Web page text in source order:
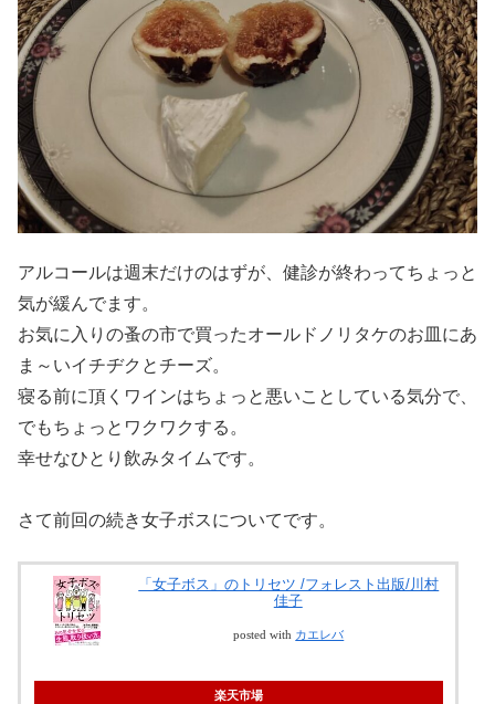
アルコールは週末だけのはずが、健診が終わってちょっと
気が緩んでます。
お気に入りの蚤の市で買ったオールドノリタケのお皿にあ
ま～いイチヂクとチーズ。
寝る前に頂くワインはちょっと悪いことしている気分で、
でもちょっとワクワクする。
幸せなひとり飲みタイムです。
さて前回の続き女子ボスについてです。
「女子ボス」のトリセツ /フォレスト出版/川村
佳子
posted with カエレバ
楽天市場